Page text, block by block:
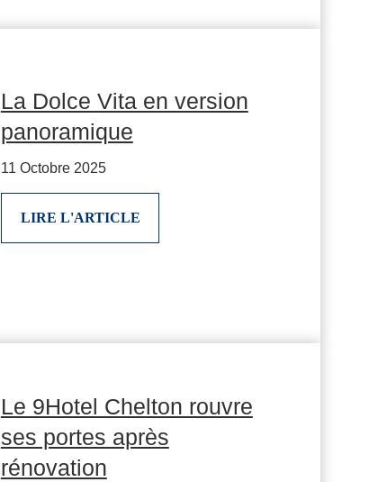
La Dolce Vita en version
panoramique
11 Octobre 2025
LIRE L'ARTICLE
Le 9Hotel Chelton rouvre
ses portes après
rénovation